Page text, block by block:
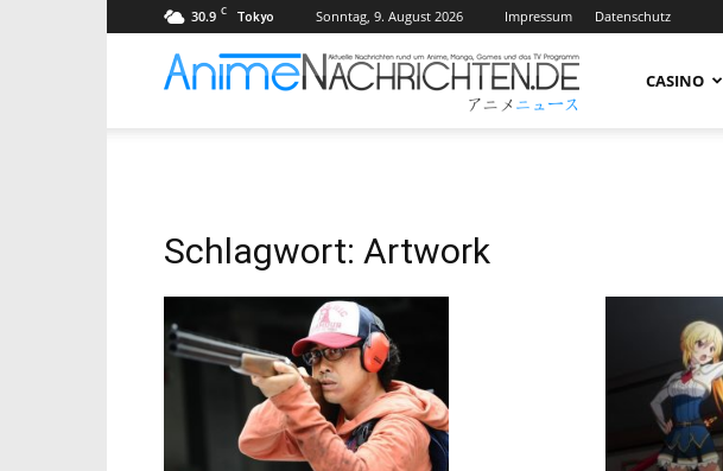
30.9 C Tokyo Sonntag, 9. August 2026 Impressum Datenschutz
AnimeNachrichten
rund
CASINO
Schlagwort: Artwork